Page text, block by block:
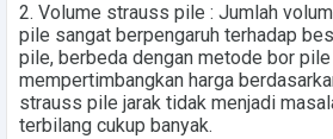
2. Volume strauss pile : Jumlah
pile sangat berpengaruh terhadap
pile, berbeda dengan metode bor
mempertimbangkan harga
strauss pile jarak tidak menjadi
terbilang cukup banyak.